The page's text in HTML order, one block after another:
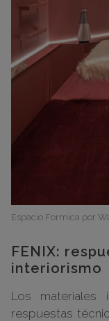
Espacio Formica por
FENIX:
interiorismo
Los materiales
respuestas